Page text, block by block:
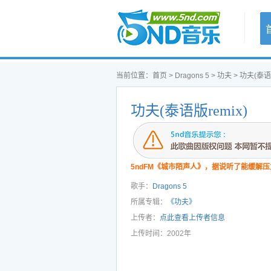
首页
当前位置： 首页 > Dragons 5 > 功夫 > 功夫(泰
功夫(泰语版remix)
5ndFM《城市陌声人》，据说听了能缓解
歌手：
Dragons 5
所属专辑：
《功夫》
上传者： 点此查看上传者信息
上传时间：2002年